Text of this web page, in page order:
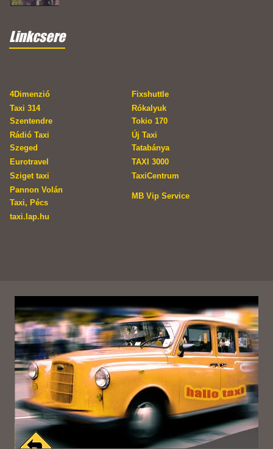
Linkcsere
4Dimenzió
Fixshuttle
Taxi 314
Szentendre
Rókalyuk
Tokio 170
Rádió Taxi
Szeged
Új Taxi
Tatabánya
Eurotravel
TAXI 3000
Sziget taxi
TaxiCentrum
Pannon Volán
Taxi, Pécs
MB Vip Service
taxi.lap.hu